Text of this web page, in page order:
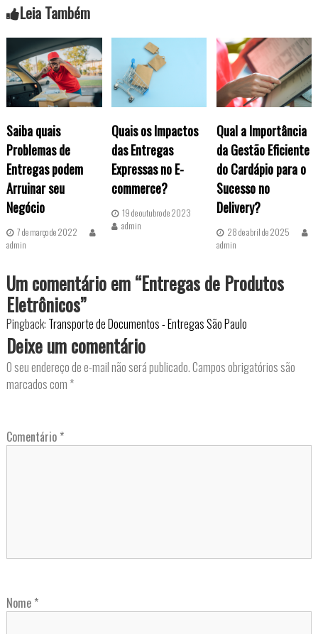
e
g
a
ç
ã
o
d
e
P
o
s
t
Leia Também
Saiba quais
Problemas de
Entregas podem
Arruinar seu
Negócio
7 de março de 2022
admin
Quais os Impactos
das Entregas
Expressas no E-
commerce?
19 de outubro de 2023
admin
Qual a Importância
da Gestão Eficiente
do Cardápio para o
Sucesso no
Delivery?
28 de abril de 2025
admin
Um comentário em “Entregas de Produtos
Eletrônicos”
Pingback: Transporte de Documentos - Entregas São Paulo
Deixe um comentário
O seu endereço de e-mail não será publicado.Campos obrigatórios são
marcados com *
Comentário *
Nome *